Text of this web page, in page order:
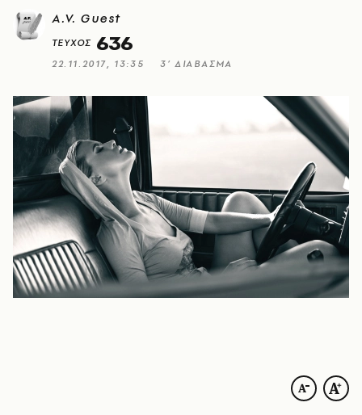
A.V. Guest
ΤΕΥΧΟΣ 636
22.11.2017, 13:35 3’ ΔΙΑΒΑΣΜΑ